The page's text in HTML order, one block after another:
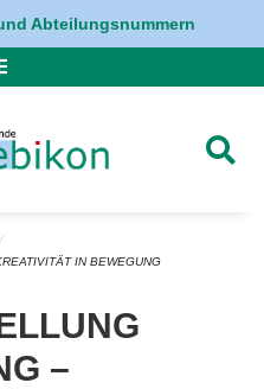
Abteilungsnummern
IN BEWEGUNG
–